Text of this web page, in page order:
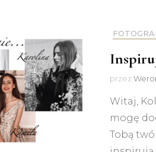
przez
Witaj,
mogę
Tobą